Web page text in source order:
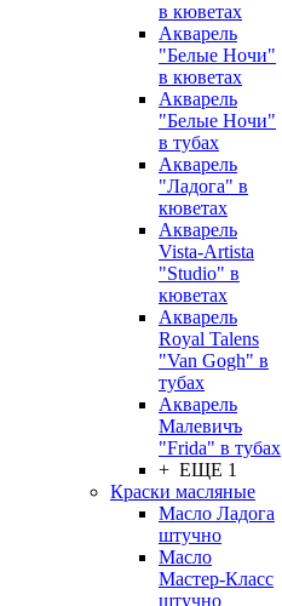
в кюветах
Акварель
"Белые Ночи"
в кюветах
Акварель
"Белые Ночи"
в тубах
Акварель
"Ладога" в
кюветах
Акварель
Vista-Artista
"Studio" в
кюветах
Акварель
Royal Talens
"Van Gogh" в
тубах
Акварель
Малевичъ
"Frida" в тубах
+ ЕЩЕ 1
Краски масляные
Масло Ладога
штучно
Масло
Мастер-Класс
штучно